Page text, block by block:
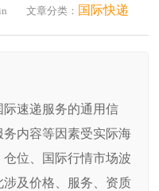
文章分类： 国际快递
速递服务的通用信
内容等因素受实际海
位、国际行情市场波
及价格、服务、资质